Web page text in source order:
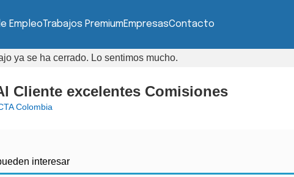
EmpleoTrabajos PremiumEmpresasContacto
ya se ha cerrado. Lo sentimos mucho.
Cliente excelentes Comisiones
Colombia
interesar